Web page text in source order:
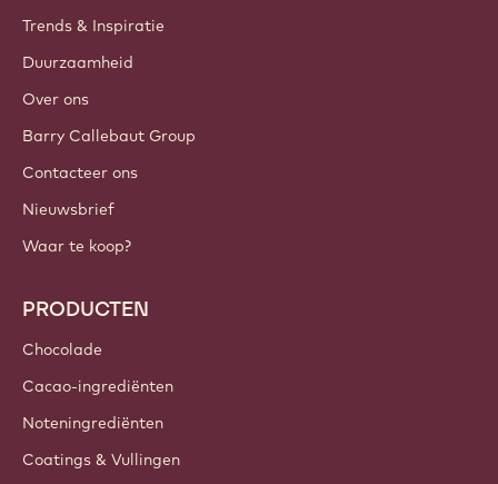
Trends & Inspiratie
Duurzaamheid
Over ons
Barry Callebaut Group
Contacteer ons
Nieuwsbrief
Waar te koop?
PRODUCTEN
Chocolade
Cacao-ingrediënten
Noteningrediënten
Coatings & Vullingen